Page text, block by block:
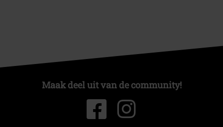
Maak deel uit van de community!